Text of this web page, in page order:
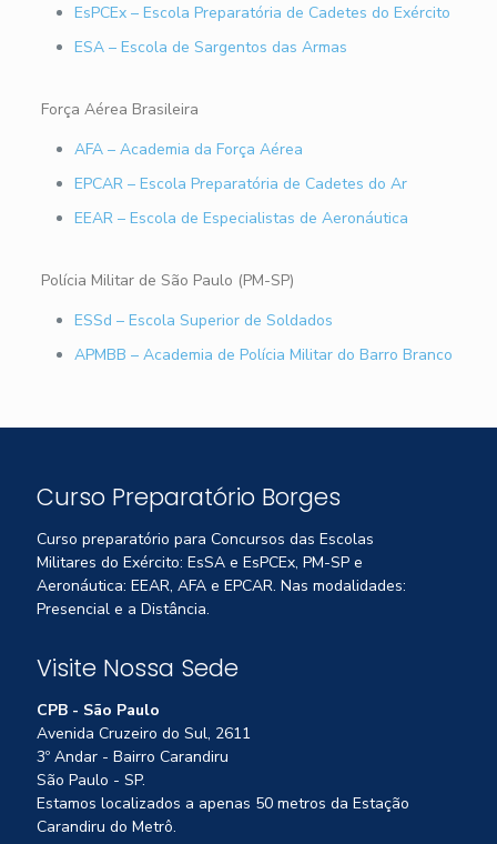
EsPCEx – Escola Preparatória de Cadetes do Exército
ESA – Escola de Sargentos das Armas
Força Aérea Brasileira
AFA – Academia da Força Aérea
EPCAR – Escola Preparatória de Cadetes do Ar
EEAR – Escola de Especialistas de Aeronáutica
Polícia Militar de São Paulo (PM-SP)
ESSd – Escola Superior de Soldados
APMBB – Academia de Polícia Militar do Barro Branco
Curso Preparatório Borges
Curso preparatório para Concursos das Escolas
Militares do Exército: EsSA e EsPCEx, PM-SP e
Aeronáutica: EEAR, AFA e EPCAR. Nas modalidades:
Presencial e a Distância.
Visite Nossa Sede
CPB - São Paulo
Avenida Cruzeiro do Sul, 2611
3º Andar - Bairro Carandiru
São Paulo - SP.
Estamos localizados a apenas 50 metros da Estação
Carandiru do Metrô.